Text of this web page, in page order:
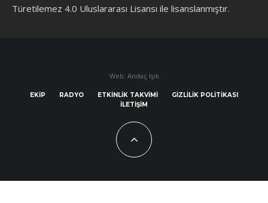
Türetilemez 4.0 Uluslararası Lisansı ile lisanslanmıştır.
Web: Andaç Işık
EKIP RADYO ETKINLIK TAKVIMI
GIZLILIK POLITIKASI
İLETIŞIM